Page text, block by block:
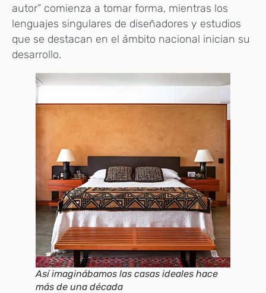
autor” comienza a tomar forma, mientras los
lenguajes singulares de diseñadores y estudios
que se destacan en el ámbito nacional inician su
desarrollo.
Así imaginábamos las casas ideales hace
más de una década